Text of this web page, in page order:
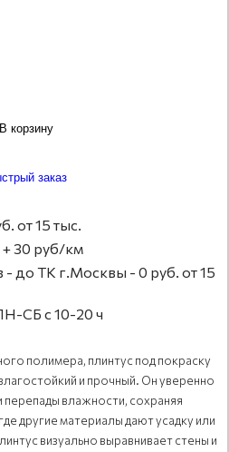
В корзину
заказ
от 15 тыс.
30 руб/км
- до ТК г.Москвы - 0 руб. от 15
СБ с 10-20 ч
полимера, плинтус под покраску
и прочный. Он уверенно
влажности, сохраняя
другие материалы дают усадку или
визуально выравнивает стены и